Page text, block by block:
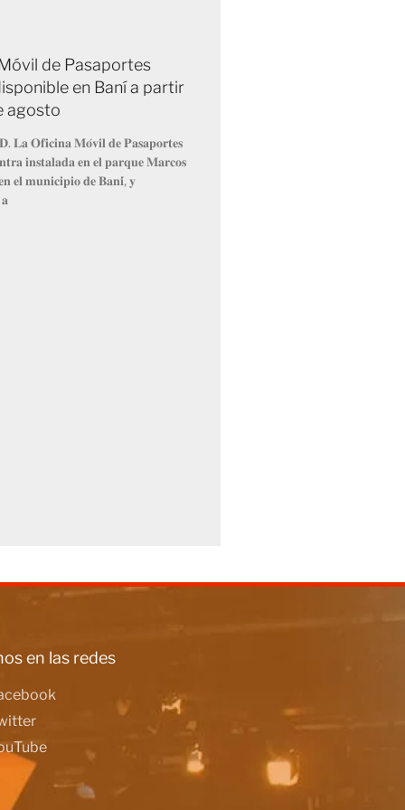
de Pasaportes
en Baní a partir
agosto
𝐋𝐚 𝐎𝐟𝐢𝐜𝐢𝐧𝐚 𝐌𝐨́𝐯𝐢𝐥 𝐝𝐞 𝐏𝐚𝐬𝐚𝐩𝐨𝐫𝐭𝐞𝐬
𝐢𝐧𝐬𝐭𝐚𝐥𝐚𝐝𝐚 𝐞𝐧 𝐞𝐥 𝐩𝐚𝐫𝐪𝐮𝐞 𝐌𝐚𝐫𝐜𝐨𝐬
𝐞𝐥 𝐦𝐮𝐧𝐢𝐜𝐢𝐩𝐢𝐨 𝐝𝐞 𝐁𝐚𝐧𝐢́, 𝐲
en las redes